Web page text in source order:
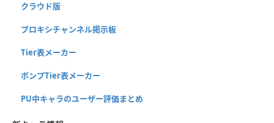
クラウド版
プロキシチャンネル掲示板
Tier表メーカー
ボンプTier表メーカー
PU中キャラのユーザー評価まとめ